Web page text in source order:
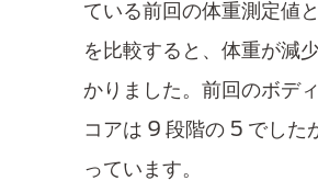
ている前回の体重測定値
を比較すると、体重が減
かりました。前回のボデ
コアは 9 段階の 5 でした
っています。